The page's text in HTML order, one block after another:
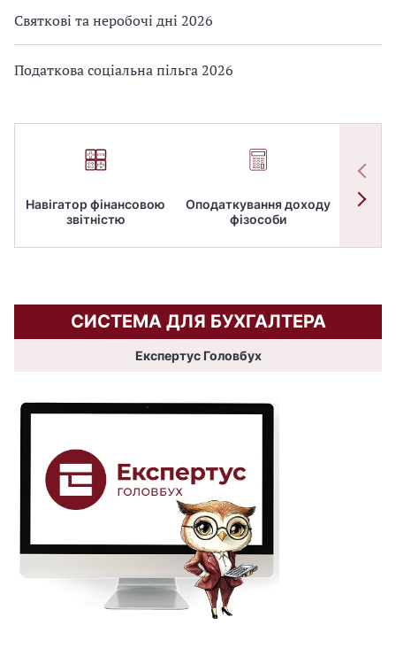
Святкові та неробочі дні 2026
Податкова соціальна пільга 2026
Навігатор фінансовою
звітністю
Оподаткування доходу
фізособи
СИСТЕМА ДЛЯ БУХГАЛТЕРА
Експертус Головбух